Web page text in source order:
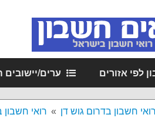
לפי אזורים ערים/יישובים
רואי חשבון בדרום גוש דן רואי חשבון